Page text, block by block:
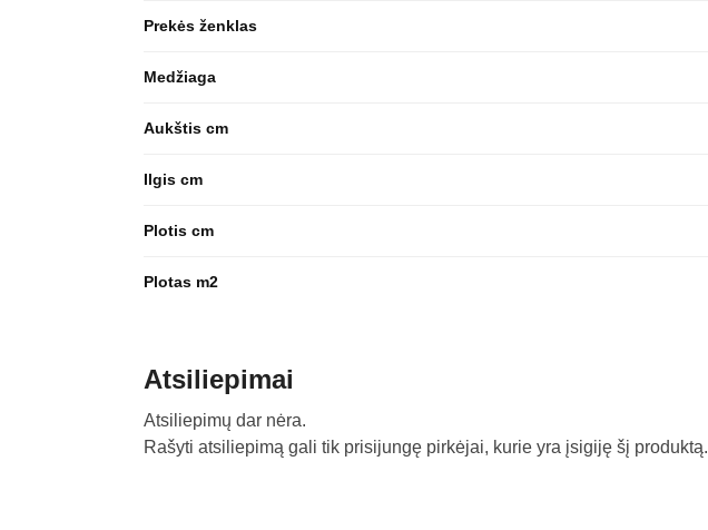
Prekės ženklas
Medžiaga
Aukštis cm
Ilgis cm
Plotis cm
Plotas m2
Atsiliepimai
Atsiliepimų dar nėra.
Rašyti atsiliepimą gali tik prisijungę pirkėjai, kurie yra įsigiję šį produktą.